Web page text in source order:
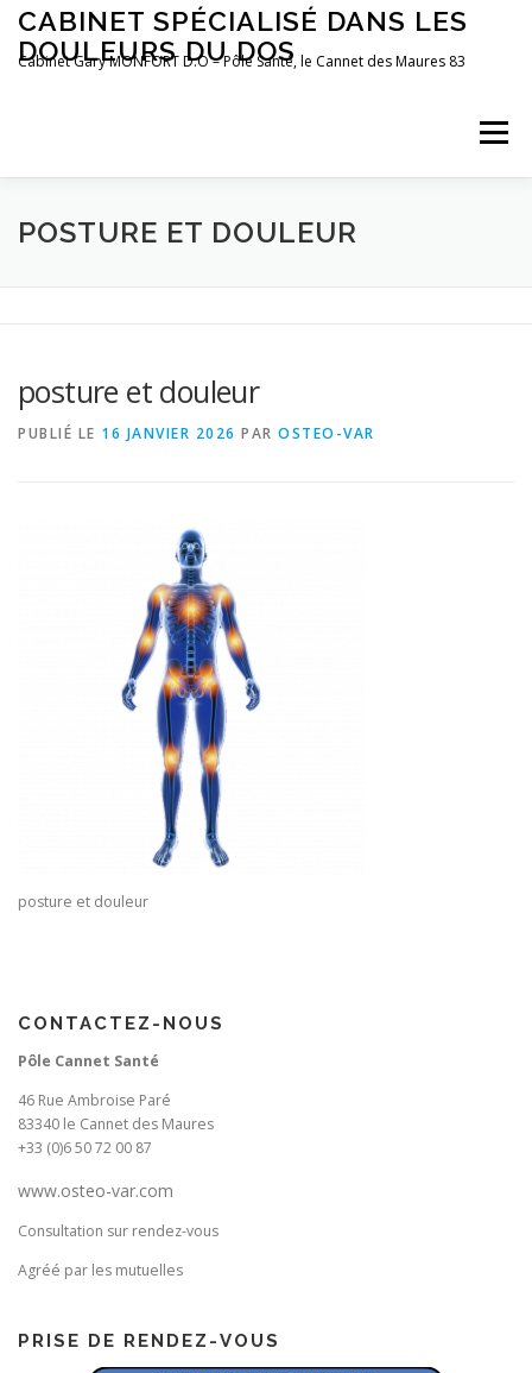
Aller
contenu
CABINET SPÉCIALISÉ DANS LES
DOULEURS DU DOS
Cabinet Gary MONFORT D.O – Pôle Santé, le Cannet des Maures 83
Menu
LE CABINET OSTÉOPATHIE POSTUROLOGIE
POSTURE ET DOULEUR
posture et douleur
PUBLIÉ LE 16 JANVIER 2026 PAR OSTEO-VAR
posture et douleur
CONTACTEZ-NOUS
Pôle Cannet Santé
46 Rue Ambroise Paré
83340 le Cannet des Maures
+33 (0)6 50 72 00 87
www.osteo-var.com
Consultation sur rendez-vous
Agréé par les mutuelles
PRISE DE RENDEZ-VOUS